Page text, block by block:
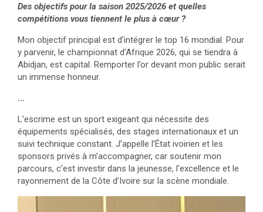
Des objectifs pour la saison 2025/2026 et quelles
compétitions vous tiennent le plus à cœur ?
Mon objectif principal est d’intégrer le top 16 mondial. Pour
y parvenir, le championnat d’Afrique 2026, qui se tiendra à
Abidjan, est capital. Remporter l’or devant mon public serait
un immense honneur.
…
L’escrime est un sport exigeant qui nécessite des
équipements spécialisés, des stages internationaux et un
suivi technique constant. J’appelle l’État ivoirien et les
sponsors privés à m’accompagner, car soutenir mon
parcours, c’est investir dans la jeunesse, l’excellence et le
rayonnement de la Côte d’Ivoire sur la scène mondiale.